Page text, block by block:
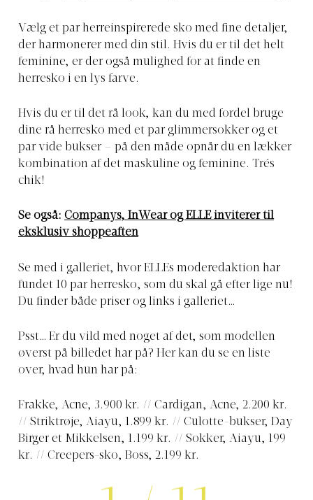
Vælg et par herreinspirerede sko med fine detaljer,
der harmonerer med din stil. Hvis du er til det helt
feminine, er der også mulighed for at finde en
herresko i en lys farve.
Hvis du er til det rå look, kan du med fordel bruge
dine rå herresko med et par glimmersokker og et
par vide bukser – på den måde opnår du en lækker
kombination af det maskuline og feminine. Trés
chik!
Se også: Companys, InWear og ELLE inviterer til
eksklusiv shoppeaften
Se med i galleriet, hvor ELLEs moderedaktion har
fundet 10 par herresko, som du skal gå efter lige nu!
Du finder både priser og links i galleriet…
Psst… Er du vild med noget af det, som modellen
øverst på billedet har på? Her kan du se en liste
over, hvad hun har på:
Frakke, Acne, 3.900 kr. // Cardigan, Acne, 2.200 kr.
// Striktrøje, Aiayu, 1.899 kr. // Culotte-bukser, Day
Birger et Mikkelsen, 1.199 kr. // Sokker, Aiayu, 199
kr. // Creepers-sko, Boss, 2.199 kr.